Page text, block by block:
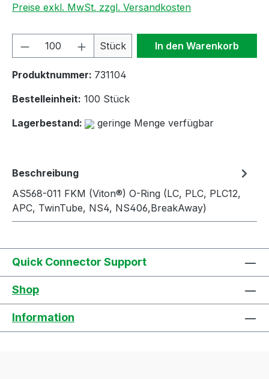
Preise exkl. MwSt. zzgl. Versandkosten
Produkt Anzahl: Gib den
Stück In den Warenkorb
Produktnummer: 731104
Bestelleinheit: 100 Stück
Lagerbestand:
geringe Menge verfügbar
Beschreibung
AS568-011 FKM (Viton®) O-Ring (LC, PLC, PLC12,
APC, TwinTube, NS4, NS406,BreakAway)
Quick Connector Support
Shop
Information